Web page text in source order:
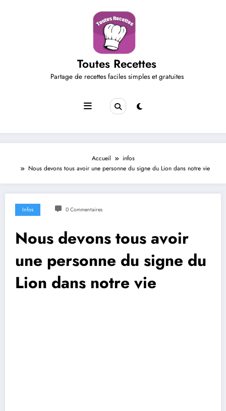
Toutes Recettes
Partage de recettes faciles simples et gratuites
Accueil
infos
Nous devons tous avoir une personne du signe du Lion dans notre vie
Infos 0 Commentaires
Nous devons tous avoir
une personne du signe du
Lion dans notre vie